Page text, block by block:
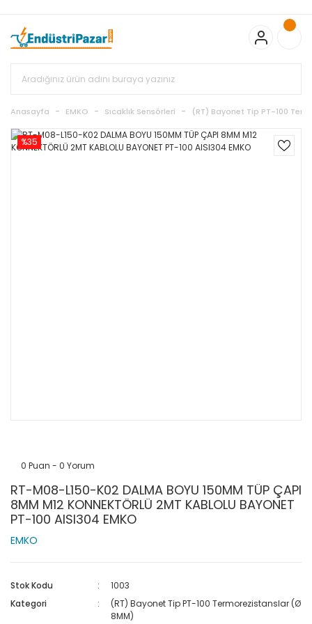
Bayonet J Tip Termokupul Ürünlerinde 50 Adet Alımlarda
Sepette Ekstra %5 İskonto...
50.000,00TL ve Üzeri EMKO Ürünleri
Alışverişlerinizde Sepette %5 EK İNDİRİM...
%15 İskonto... 50.000,00TL ve Üzeri GEMO Ürünleri
Alışverişlerinizde Sepette %3 EK İNDİRİM...
Standart Bayonet J Tip Termokupul Ürünlerinde 100 Adet
Anasayfa EMKO Sıcaklık Sensörleri (RT) Bayonet Tip PT-100
%35
0 Puan - 0 Yorum
RT-M08-L150-K02 DALMA BOYU 150MM TÜP ÇAPI
8MM M12 KONNEKTÖRLÜ 2MT KABLOLU BAYONET
PT-100 AISI304 EMKO
EMKO
Stok Kodu
1003
Kategori
(RT) Bayonet Tip PT-100 Termorezistanslar (Ø
8MM)